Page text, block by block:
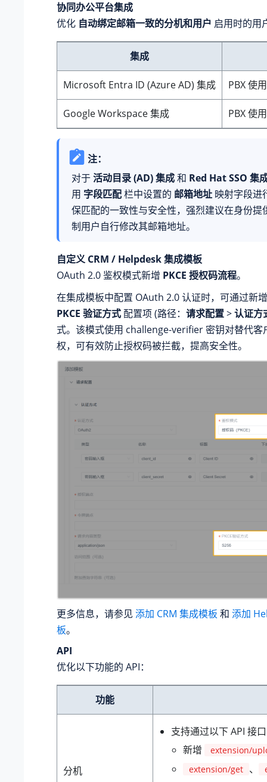
协同办公平台集成
优化 自动绑定邮箱一致的分机和用户 启用时的用
集成
Microsoft Entra ID (Azure AD) 集成 PBX 使
Google Workspace 集成 PBX 使
注：
对于活动目录 (AD) 集成和 Red Hat SSO 集
用 字段匹配栏中设置的 邮箱地址映射字段进
保匹配的一致性与安全性，强烈建议在身份提
制用户自行修改其邮箱地址。
自定义 CRM / Helpdesk 集成模板
OAuth 2.0 鉴权模式新增 PKCE 授权码流程。
在集成模板中配置 OAuth 2.0 认证时，可通过新
PKCE 验证方式 配置项 (路径： 请求配置>认证方
式。该模式使用 challenge-verifier 密钥对替代客
权，可有效防止授权码被拦截，提高安全性。
更多信息，请参见 添加 CRM 集成模板 和 添加
板。
API
优化以下功能的 API：
功能
分机
支持通过以下 API 接
新增
extension/
extension/get 、